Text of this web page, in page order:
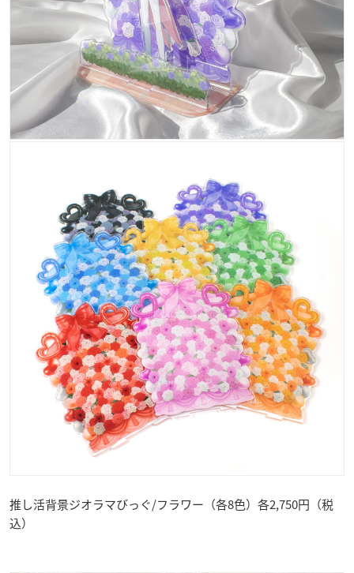
推し活背景ジオラマびっぐ/フラワー（各8色）各2,750円（税
込）